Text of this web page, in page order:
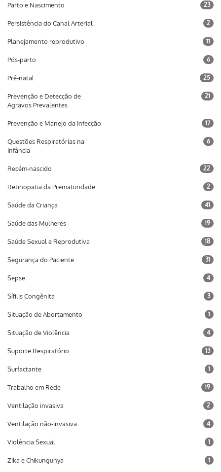
Parto e Nascimento 23
Persistência do Canal Arterial 2
Planejamento reprodutivo 11
Pós-parto 6
Pré-natal 25
Prevenção e Detecção de
Agravos Prevalentes
21
Prevenção e Manejo da Infecção 17
Questões Respiratórias na
Infância
6
Recém-nascido 22
Retinopatia da Prematuridade 2
Saúde da Criança 41
Saúde das Mulheres 19
Saúde Sexual e Reprodutiva 18
Segurança do Paciente 31
Sepse 4
Sífilis Congênita 3
Situação de Abortamento 1
Situação de Violência 4
Suporte Respiratório 13
Surfactante 1
Trabalho em Rede 19
Ventilação invasiva 2
Ventilação não-invasiva 4
Violência Sexual 1
Zika e Chikungunya 1